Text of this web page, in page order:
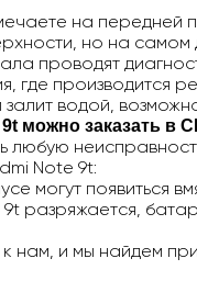
на передней
но на самом
проводят
где производится
водой,
9t можно заказать в
любую
Note 9t:
могут появиться
разряжается,
нам, и мы найдем